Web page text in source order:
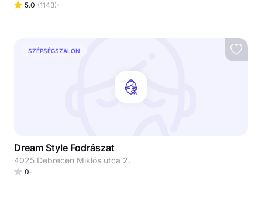
5.0 (1143)
SZÉPSÉGSZALON
Dream Style Fodrászat
4025 Debrecen Miklós utca 2.
0